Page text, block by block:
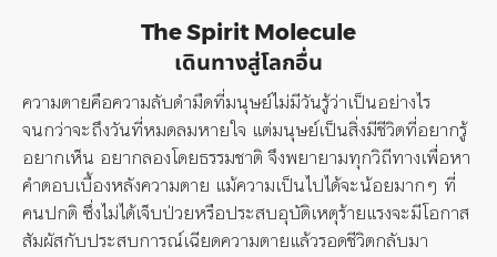
The Spirit Molecule
เดินทางสู่โลกอื่น
ความตายคือความลับดำมืดที่มนุษย์ไม่มีวันรู้ว่าเป็นอย่างไร
จนกว่าจะถึงวันที่หมดลมหายใจ แต่มนุษย์เป็นสิ่งมีชีวิตที่อยากรู้
อยากเห็น อยากลองโดยธรรมชาติ จึงพยายามทุกวิถีทางเพื่อหา
คำตอบเบื้องหลังความตาย แม้ความเป็นไปได้จะน้อยมากๆ ที่
คนปกติ ซึ่งไม่ได้เจ็บป่วยหรือประสบอุบัติเหตุร้ายแรงจะมีโอกาส
สัมผัสกับประสบการณ์เฉียดความตายแล้วรอดชีวิตกลับมา